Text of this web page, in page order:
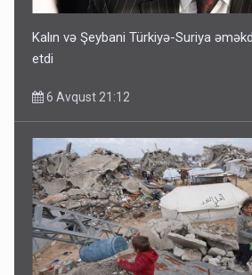
Kalın və Şeybani Türkiyə-Suriya
etdi
6 Avqust 21:12